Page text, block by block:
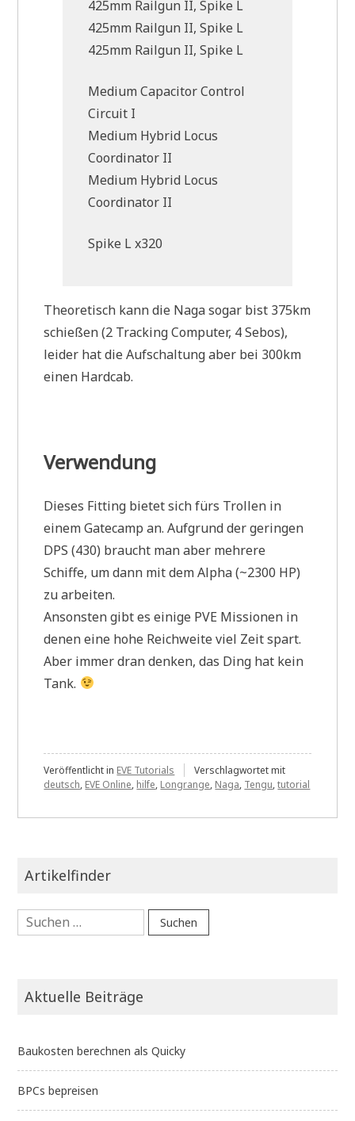
425mm Railgun II, Spike L
425mm Railgun II, Spike L
425mm Railgun II, Spike L
Medium Capacitor Control
Circuit I
Medium Hybrid Locus
Coordinator II
Medium Hybrid Locus
Coordinator II
Spike L x320
Theoretisch kann die Naga sogar bist 375km
schießen (2 Tracking Computer, 4 Sebos),
leider hat die Aufschaltung aber bei 300km
einen Hardcab.
Verwendung
Dieses Fitting bietet sich fürs Trollen in
einem Gatecamp an. Aufgrund der geringen
DPS (430) braucht man aber mehrere
Schiffe, um dann mit dem Alpha (~2300 HP)
zu arbeiten.
Ansonsten gibt es einige PVE Missionen in
denen eine hohe Reichweite viel Zeit spart.
Aber immer dran denken, das Ding hat kein
Tank.
Veröffentlicht in EVE Tutorials
Verschlagwortet mit
deutsch, EVE Online, hilfe, Longrange, Naga, Tengu,tutorial
Artikelfinder
Suchen
nach:
Aktuelle Beiträge
Baukosten berechnen als Quicky
BPCs bepreisen